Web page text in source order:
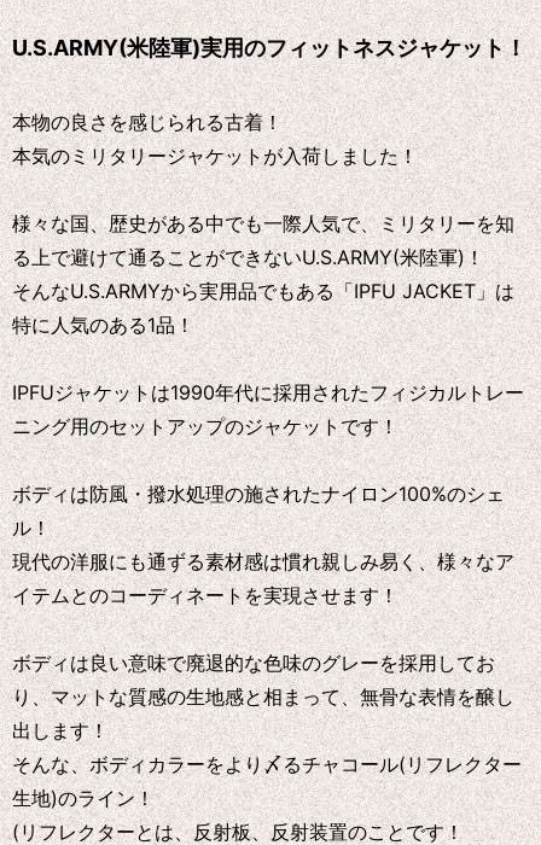
U.S.ARMY(米陸軍)実用のフィットネスジャケット！
本物の良さを感じられる古着！
本気のミリタリージャケットが入荷しました！
様々な国、歴史がある中でも一際人気で、ミリタリーを知
る上で避けて通ることができないU.S.ARMY(米陸軍)！
そんなU.S.ARMYから実用品でもある「IPFU JACKET」は
特に人気のある1品！
IPFUジャケットは1990年代に採用されたフィジカルトレー
ニング用のセットアップのジャケットです！
ボディは防風・撥水処理の施されたナイロン100%のシェ
ル！
現代の洋服にも通ずる素材感は慣れ親しみ易く、様々なア
イテムとのコーディネートを実現させます！
ボディは良い意味で廃退的な色味のグレーを採用してお
り、マットな質感の生地感と相まって、無骨な表情を醸し
出します！
そんな、ボディカラーをより〆るチャコール(リフレクター
生地)のライン！
(リフレクターとは、反射板、反射装置のことです！